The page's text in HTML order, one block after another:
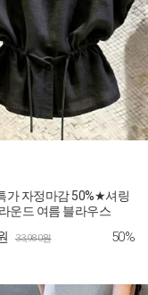
가 자정마감 50%★셔링
운드 여름 블라우스
33,980원 50%